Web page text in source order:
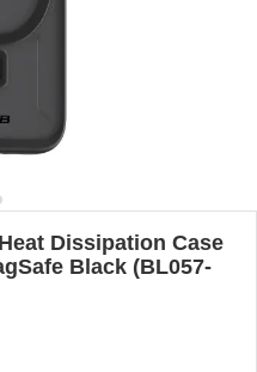
Dissipation Case
Black (BL057-